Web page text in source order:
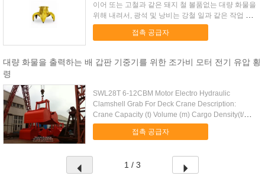
이어 또는 고철과 같은 돼지 철 볼품없는 대량 화물을
위해 내려서, 광석 및 낭비는 강철 일과 같은 작업 위
치 광산, 쓰레기 분쇄 처리 식물에 단 하나 드럼을 가
진 기중기를 위해, 널리 씁니다. 유압 장치의 주요 콤
접촉 공급자
대량 화물을 출력하는 배 갑판 기중기를 위한 조가비 모터 전기 유압 횡
령
SWL28T 6-12CBM Motor Electro Hydraulic
Clamshell Grab For Deck Crane Description:
Crane Capacity (t) Volume (m) Cargo Density(t/m)
Cargo Weight (t) ...
접촉 공급자
1 / 3